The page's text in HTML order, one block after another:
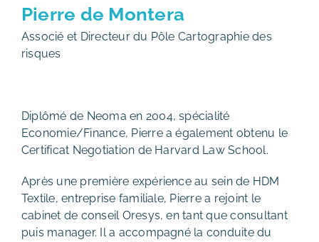
Pierre de Montera
Associé et Directeur du Pôle Cartographie des
risques
Diplômé de Neoma en 2004, spécialité
Economie/Finance, Pierre a également obtenu le
Certificat Negotiation de Harvard Law School.
Après une première expérience au sein de HDM
Textile, entreprise familiale, Pierre a rejoint le
cabinet de conseil Oresys, en tant que consultant
puis manager. Il a accompagné la conduite du